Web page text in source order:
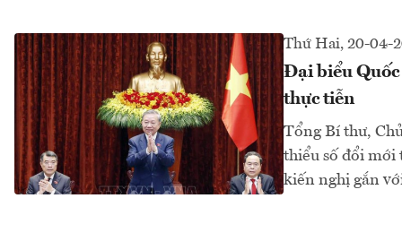
Thứ Hai, 20-04-
Đại biểu Quốc
thực tiễn
Tổng Bí thư,
thiểu số đổi mới
kiến nghị gắn